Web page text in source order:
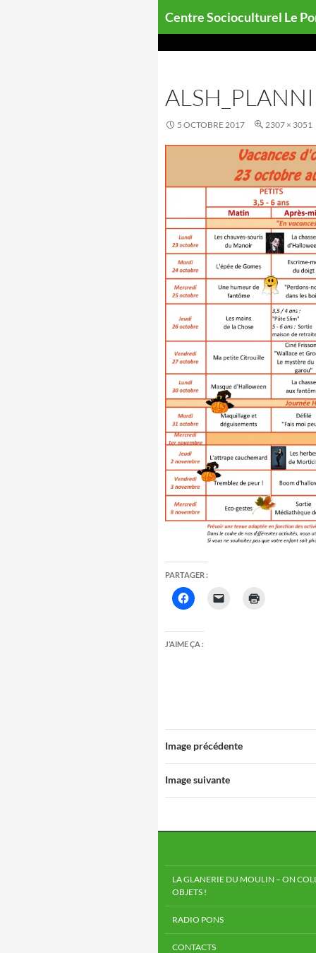
Centre Socioculturel Le
5 OCTOBRE 2017 2307 × 3051
PARTAGER :
J’AIME ÇA :
Image précédente
Image suivante
LA GLANERIE DU MOULIN – ON
OBJETS !
RADIO PONS
CONTACTS